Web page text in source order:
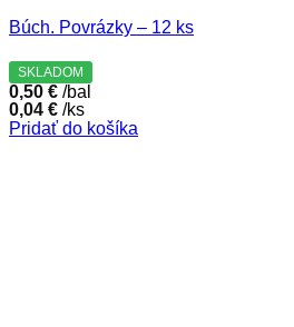
Búch. Povrázky – 12 ks
SKLADOM
0,50 € /bal
0,04 € /ks
Pridať do košíka